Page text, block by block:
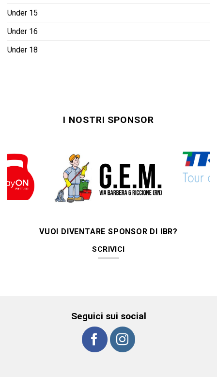
Under 15
Under 16
Under 18
I NOSTRI SPONSOR
VUOI DIVENTARE SPONSOR DI IBR?
SCRIVICI
Seguici sui social